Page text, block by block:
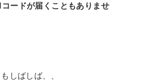
ードが届くこともありませ
しばしば、、